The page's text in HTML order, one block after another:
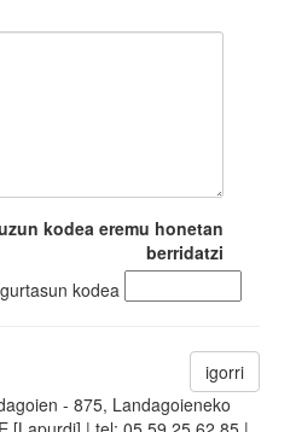
kodea eremu honetan
berridatzi
igorri
- 875, Landagoieneko